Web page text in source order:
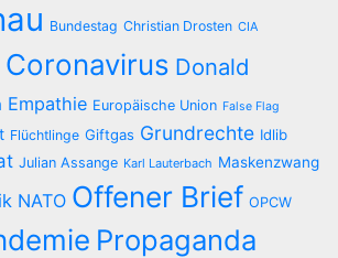
Bundestag Christian Drosten CIA
Coronavirus Donald
Empathie Europäische Union False Flag
Flüchtlinge Giftgas Grundrechte Idlib
Julian Assange Karl Lauterbach Maskenzwang
NATO Offener Brief OPCW
Propaganda